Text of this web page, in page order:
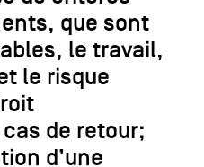
que sont
le travail,
le risque
de retour;
d’une